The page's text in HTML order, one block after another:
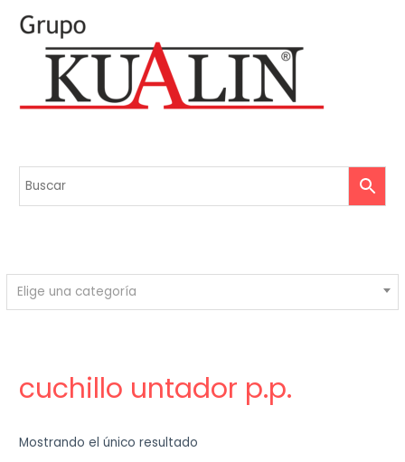
Elige una categoría
cuchillo untador p.p.
Mostrando el único resultado